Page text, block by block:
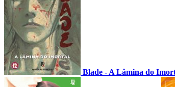
Blade - A Lâmina do